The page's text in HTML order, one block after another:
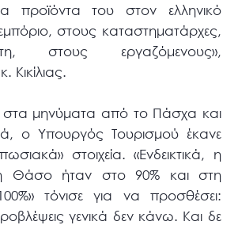
προϊόντα του στον ελληνικό
στους καταστηματάρχες,
στους εργαζόμενους»,
Κικίλιας.
μηνύματα από το Πάσχα και
ο Υπουργός Τουρισμού έκανε
στοιχεία. «Ενδεικτικά, η
Θάσο ήταν στο 90% και στη
τόνισε για να προσθέσει:
γενικά δεν κάνω. Και δε